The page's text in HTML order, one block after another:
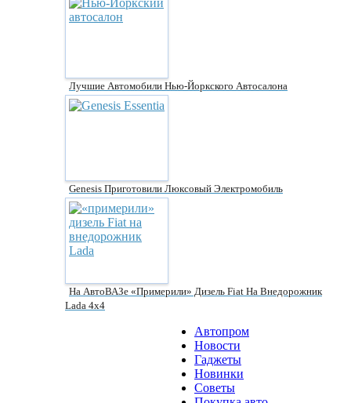
Лучшие Автомобили Нью-Йоркского Автосалона
Genesis Приготовили Люксовый Электромобиль
На АвтоВАЗе «примерили» Дизель Fiat На Внедорожник
Lada 4х4
Автопром
Новости
Гаджеты
Новинки
Советы